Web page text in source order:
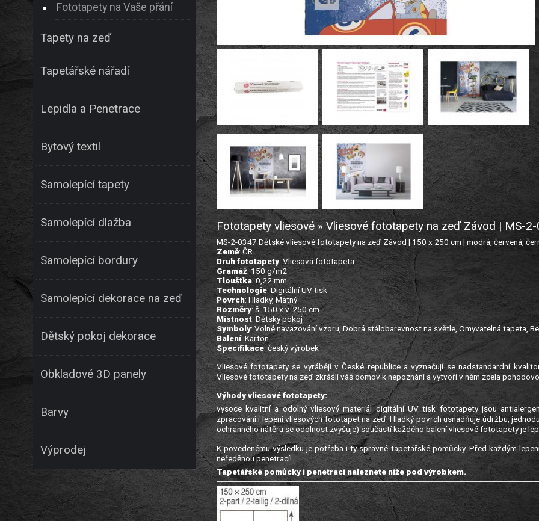
Fototapety vliesové » Vliesové fototapety na zeď Závod | MS-
MS-2-0347 Dětské vliesové fototapety na zeď Závod | 150 x 250 cm | modrá, červená,
Země: ČR
Druh fototapety: Vliesová fototapeta
Gramáž: 150 g/m2
Tloušťka: 0,22 mm
Technologie: Digitální UV tisk
Povrch: Hladký, Matný
Rozměry: š. 150 x v. 250 cm
Místnost: Dětský pokoj
Symboly: Volné navazování vzoru, Dobrá stálobarevnost na světle, Omyvatelná tapeta,
Balení: Karton
Specifikace: český výrobek
Vliesové fototapety se vyrábějí v České republice a vyznačují se nadstandardní
Vliesové fototapety na zeď zkrášlí váš domov k nepoznání a vytvoří v něm zcela
Výhody vliesové fototapety:
vysoce kvalitní a odolný vliesový materiál digitální UV tisk fototapety jsou
zpracování i lepení vliesových fototapet na zeď. Hladký povrch usnadňuje údržbu,
ochranného nátěru se odolnost zvyšuje) součástí každého balení vliesové fototapety je
K povedenému výsledku je potřeba i ty správné tapetářské pomůcky. Před každým
neředěnou penetrací!
Tapetářské pomůcky i penetraci naleznete níže pod výrobkem.
Fototapety na Vaše přání
Tapety na zeď
Tapetářské nářadí
Lepidla a Penetrace
Bytový textil
Samolepící tapety
Samolepící dlažba
Samolepící bordury
Samolepící dekorace na zeď
Dětský pokoj dekorace
Obkladové 3D panely
Barvy
Výprodej